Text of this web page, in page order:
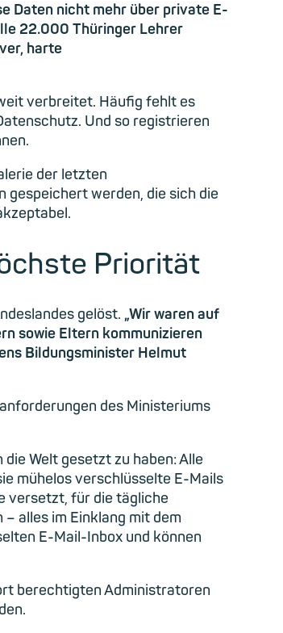
Daten nicht mehr über private E-
22.000 Thüringer Lehrer
harte
verbreitet. Häufig fehlt es
Und so registrieren
der letzten
werden, die sich die
Priorität
gelöst. „Wir waren auf
sowie Eltern kommunizieren
Bildungsminister Helmut
des Ministeriums
Welt gesetzt zu haben: Alle
mühelos verschlüsselte E-Mails
versetzt, für die tägliche
alles im Einklang mit dem
E-Mail-Inbox und können
berechtigten Administratoren